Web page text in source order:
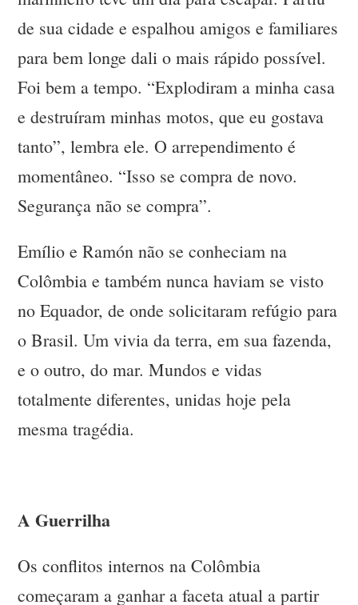
de sua cidade e espalhou amigos e familiares
para bem longe dali o mais rápido possível.
Foi bem a tempo. “Explodiram a minha casa
e destruíram minhas motos, que eu gostava
tanto”, lembra ele. O arrependimento é
momentâneo. “Isso se compra de novo.
Segurança não se compra”.
Emílio e Ramón não se conheciam na
Colômbia e também nunca haviam se visto
no Equador, de onde solicitaram refúgio para
o Brasil. Um vivia da terra, em sua fazenda,
e o outro, do mar. Mundos e vidas
totalmente diferentes, unidas hoje pela
mesma tragédia.
A Guerrilha
Os conflitos internos na Colômbia
começaram a ganhar a faceta atual a partir